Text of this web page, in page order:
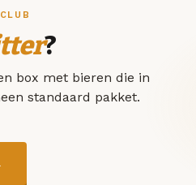
?
box met bieren die in
standaard pakket.